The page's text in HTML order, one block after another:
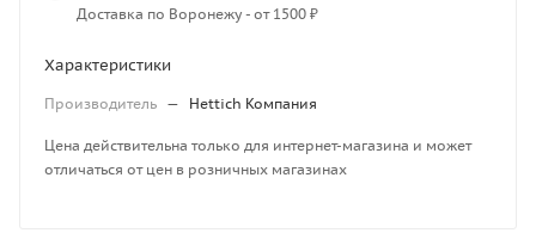
Доставка по Воронежу - от 1500 ₽
Характеристики
Производитель — Hettich Компания
Цена действительна только для интернет-магазина и может
отличаться от цен в розничных магазинах